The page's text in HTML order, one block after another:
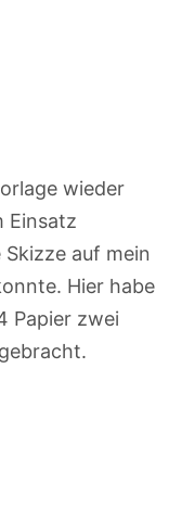
wieder
Einsatz
auf mein
Hier habe
Papier zwei